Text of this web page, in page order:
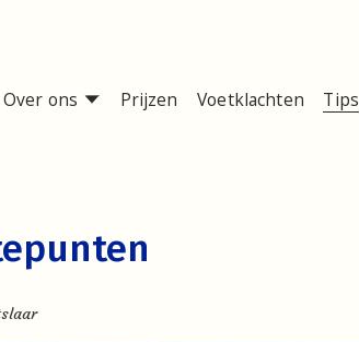
Over ons Prijzen Voetklachten Tips